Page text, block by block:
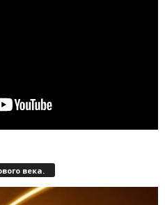
века.